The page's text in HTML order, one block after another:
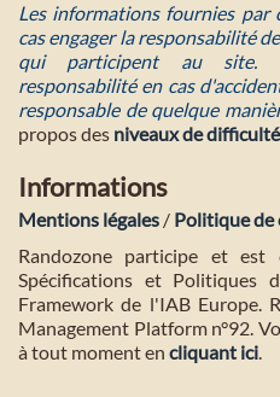
Les informations fournies
cas engager la responsabilité
qui participent au site.
responsabilité en cas
responsable de quelque
propos des niveaux de difficulté
Informations
Mentions légales / Politique
Randozone participe et est
Spécifications et Politiques
Framework de l'IAB Europe.
Management Platform n°92.
à tout moment en cliquant ici.